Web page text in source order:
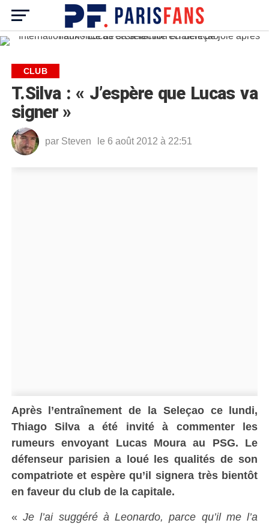
CLUB
T.Silva : « J’espère que Lucas va
signer »
par Steven le 6 août 2012 à 22:51
Après l’entraînement de la Seleçao ce lundi,
Thiago Silva a été invité à commenter les
rumeurs envoyant Lucas Moura au PSG. Le
défenseur parisien a loué les qualités de son
compatriote et espère qu’il signera très bientôt
en faveur du club de la capitale.
« Je l’ai suggéré à Leonardo, parce qu’il me l’a